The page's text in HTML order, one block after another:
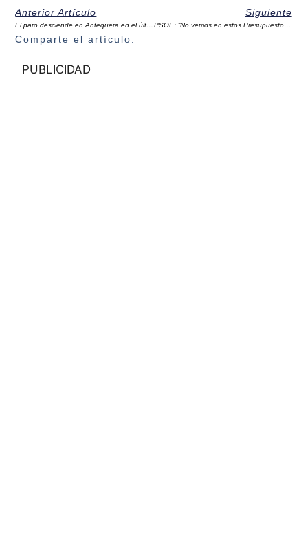
Anterior Artículo Siguiente
PSOE: “No vemos en estos Presupuestos de la Junta el segundo centro de salud para Antequera”
Comparte el artículo:
PUBLICIDAD